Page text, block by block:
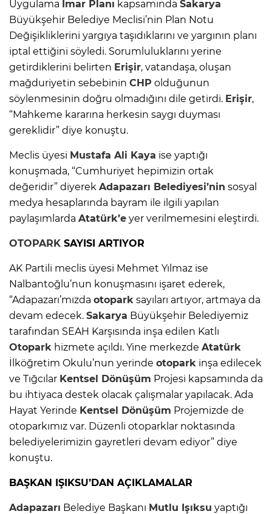
Uygulama İmar Planı kapsamında Sakarya
Büyükşehir Belediye Meclisi’nin Plan Notu
Değişikliklerini yargıya taşıdıklarını ve yargının planı
iptal ettiğini söyledi. Sorumluluklarını yerine
getirdiklerini belirten Erişir, vatandaşa, oluşan
mağduriyetin sebebinin CHP olduğunun
söylenmesinin doğru olmadığını dile getirdi. Erişir,
“Mahkeme kararına herkesin saygı duyması
gereklidir” diye konuştu.
Meclis üyesi Mustafa Ali Kaya ise yaptığı
konuşmada, “Cumhuriyet hepimizin ortak
değeridir” diyerek Adapazarı Belediyesi’nin sosyal
medya hesaplarında bayram ile ilgili yapılan
paylaşımlarda Atatürk’e yer verilmemesini eleştirdi.
OTOPARK SAYISI ARTIYOR
AK Partili meclis üyesi Mehmet Yılmaz ise
Nalbantoğlu’nun konuşmasını işaret ederek,
“Adapazarı’mızda otopark sayıları artıyor, artmaya da
devam edecek. Sakarya Büyükşehir Belediyemiz
tarafından SEAH Karşısında inşa edilen Katlı
Otopark hizmete açıldı. Yine merkezde Atatürk
İlköğretim Okulu’nun yerinde otopark inşa edilecek
ve Tığcılar Kentsel Dönüşüm Projesi kapsamında da
bu ihtiyaca destek olacak çalışmalar yapılacak. Ada
Hayat Yerinde Kentsel Dönüşüm Projemizde de
otoparkımız var. Düzenli otoparklar noktasında
belediyelerimizin gayretleri devam ediyor” diye
konuştu.
BAŞKAN IŞIKSU’DAN AÇIKLAMALAR
Adapazarı Belediye Başkanı Mutlu Işıksu yaptığı